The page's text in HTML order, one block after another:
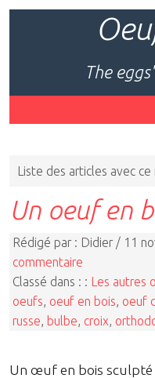
The
Liste des articles avec
Un oeuf en
Rédigé par : Didier / 11
commentaire
Classé dans : : Les autres
oeufs oeuf en bois oeuf
russe
bulbe croix
Un œuf en bois sculpté